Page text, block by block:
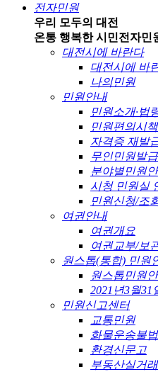
전자민원
우리 모두의 대전
온통 행복한 시민전자민
대전시에 바란다
대전시에 바
나의민원
민원안내
민원소개·법
민원편의시책
자격증 재발
무인민원발
분야별민원
시청 민원실
민원신청/조
여권안내
여권개요
여권교부/보
원스톱(통합) 민원
원스톱민원
2021년3월
민원신고센터
교통민원
화물운송불
환경신문고
부동산실거